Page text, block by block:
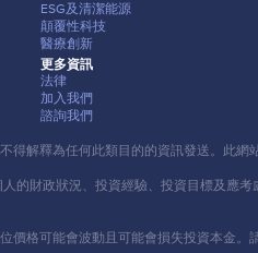
ESG及清潔能源
顛覆性科技
醫療創新
更多資訊
法律
加入我們
諮詢我們
解釋為任何此類⽬的的資訊發送。此網
的財政狀況、投資經驗、投資⽬標及應
格可能會波動且可能會損失投資本⾦。